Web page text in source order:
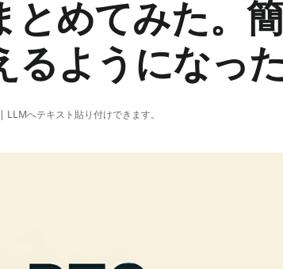
とめてみた。
るようになっ
へテキスト貼り付けできます。